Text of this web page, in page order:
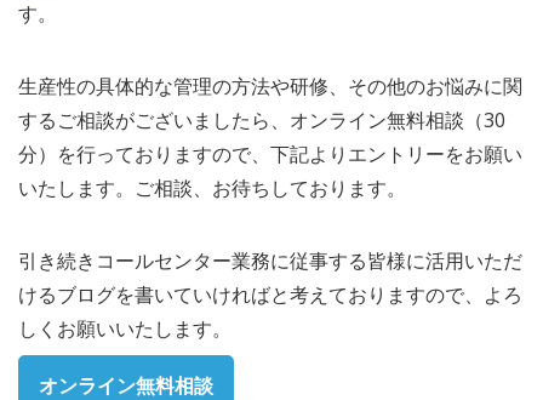
す。
生産性の具体的な管理の方法や研修、その他のお悩みに関
するご相談がございましたら、オンライン無料相談（30
分）を行っておりますので、下記よりエントリーをお願い
いたします。ご相談、お待ちしております。
引き続きコールセンター業務に従事する皆様に活用いただ
けるブログを書いていければと考えておりますので、よろ
しくお願いいたします。
オンライン無料相談